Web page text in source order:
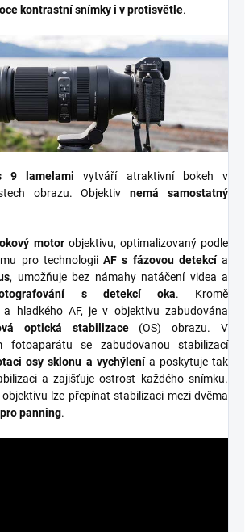
kontrastní snímky i v protisvětle.
9 lamelami vytváří atraktivní bokeh v
obrazu. Objektivnemá samostatný
motorobjektivu, optimalizovaný podle
pro technologii AF s fázovou detekcía
, umožňuje bez námahy natáčení videa a
s detekcí oka. Kromě
a hladkého AF, je v objektivu zabudována
optická stabilizace(OS) obrazu. V
fotoaparátu se zabudovanou stabilizací
osy sklonu a vychýlenía poskytuje tak
a zajišťuje ostrost každého snímku.
lze přepínat stabilizaci mezi dvěma
panning.